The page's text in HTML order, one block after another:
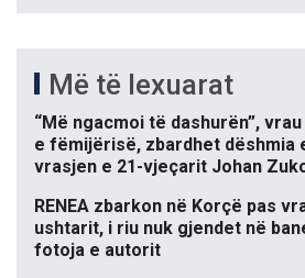
Më të lexuarat
“Më ngacmoi të dashurën”,
e fëmijërisë, zbardhet dëshmia
vrasjen e 21-vjeçarit Johan
RENEA zbarkon në Korçë pas
ushtarit, i riu nuk gjendet në
fotoja e autorit